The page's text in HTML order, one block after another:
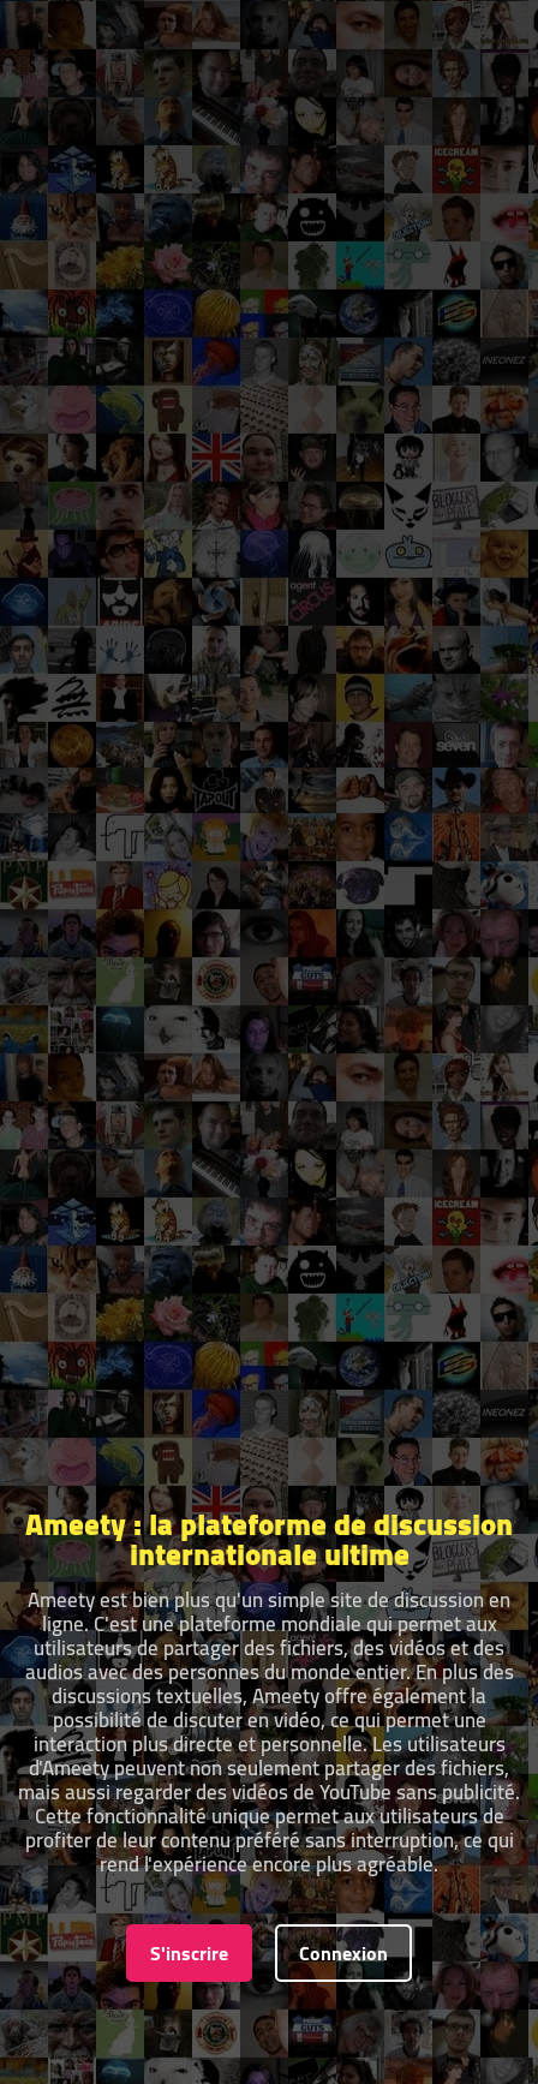
Ameety : la plateforme de discussion
internationale ultime
Ameety est bien plus qu'un simple site de discussion en
ligne. C'est une plateforme mondiale qui permet aux
utilisateurs de partager des fichiers, des vidéos et des
audios avec des personnes du monde entier. En plus des
discussions textuelles, Ameety offre également la
possibilité de discuter en vidéo, ce qui permet une
interaction plus directe et personnelle. Les utilisateurs
d'Ameety peuvent non seulement partager des fichiers,
mais aussi regarder des vidéos de YouTube sans publicité.
Cette fonctionnalité unique permet aux utilisateurs de
profiter de leur contenu préféré sans interruption, ce qui
rend l'expérience encore plus agréable.
S'inscrire Connexion